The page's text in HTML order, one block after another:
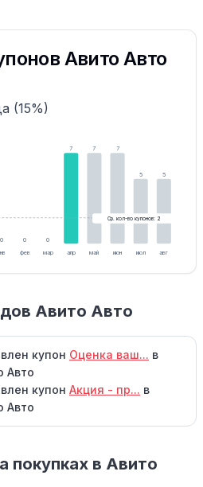
Авито Авто
(15%)
0
0
фев
0
мар
7
апр
7
май
7
июн
5
июл
5
авг
Ср. кол-во купонов: 2
Авито Авто
купон Оценка ваш... в
Авто
купон Акция - пр... в
Авто
покупках в Авито